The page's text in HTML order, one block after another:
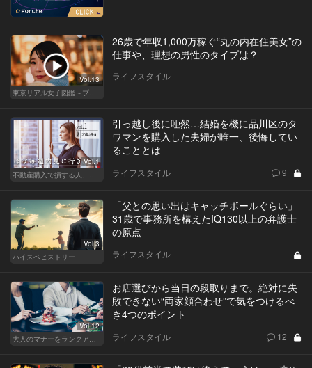
Vol.13
東京リアル女子図鑑～プロローグ編～
26歳で年収1,000万稼ぐ“丸の内在住美女”の
仕事や、理想の男性のタイプは？
ライフスタイル
Vol.1
不動産購入で損する人、得する人
引っ越し後に唖然…結婚を機に品川区のタ
ワマンを購入した夫婦が唯一、後悔してい
ることとは
ライフスタイル 9
Vol.3
ハイスペヒストリー
「父との思い出はキャッチボールぐらい」
31歳で事務所を構えたIQ130以上の弁護士
の原点
ライフスタイル
Vol.12
大人のマナーをランクアップせよ
お店選びから当日の段取りまで。絶対に失
敗できない“両家顔合わせ”で気をつけるべ
き4つのポイント
ライフスタイル 12